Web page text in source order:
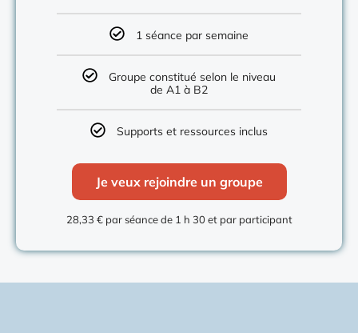
1 séance par semaine
Groupe constitué selon le niveau
de A1 à B2
Supports et ressources inclus
Je veux rejoindre un groupe
28,33 € par séance de 1 h 30 et par participant